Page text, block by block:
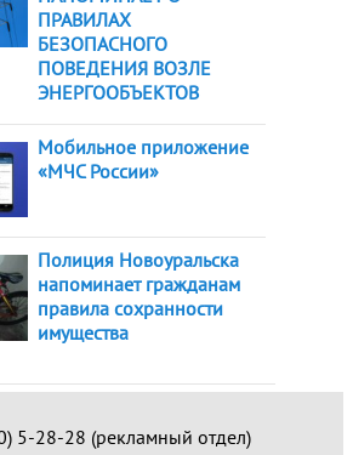
ПРАВИЛАХ
БЕЗОПАСНОГО
ПОВЕДЕНИЯ ВОЗЛЕ
ЭНЕРГООБЪЕКТОВ
Мобильное приложение
«МЧС России»
Полиция Новоуральска
напоминает гражданам
правила сохранности
имущества
5-28-28 (рекламный отдел)